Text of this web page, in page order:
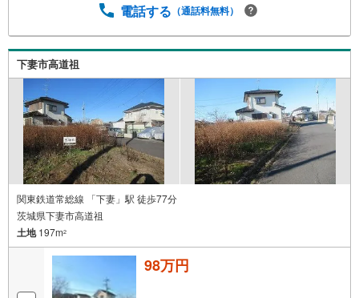
電話する （通話料無料）
下妻市高道祖
関東鉄道常総線 「下妻」駅 徒歩77分
茨城県下妻市高道祖
土地197m2
98万円